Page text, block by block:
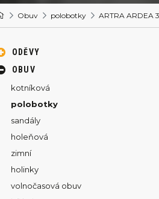
Obuv polobotky ARTRA ARDEA
ODĚVY
OBUV
kotníková
polobotky
sandály
holeňová
zimní
holinky
volnočasová obuv